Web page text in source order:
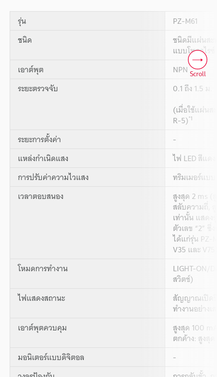
รุ่น
PZ-M61
ชนิด
ชนิดมีแผ่นสะ
แบบโพลาไรซ์
เอาต์พุต
NPN
ระยะตรวจจับ
0.1 ถึง 1.5 ม.
(เมื่อใช้แผ่นส
R-5)*1
ระยะการตั้งค่า
-
แหล่งกำเนิดแสง
ไฟ LED สีแดง
การปรับค่าความไวแสง
ทริมเมอร์แบ
เวลาตอบสนอง
สูงสุด 2 ms (
สลับความถี่,
เท่านั้น แสด
ตัวเลข “2” ซึ่
ได้แก่รุ่น PZ-
V35 และ
โหมดการทำงาน
LIGHT-ON/
สวิตช์)
ไฟแสดงสถานะ
สัญญาณเปิดปิ
ทำงานอย่างเ
เอาต์พุตควบคุม
สูงสุด 100
ตกค้าง: สูงสุด
มอนิเตอร์แบบดิจิตอล
-
Scroll